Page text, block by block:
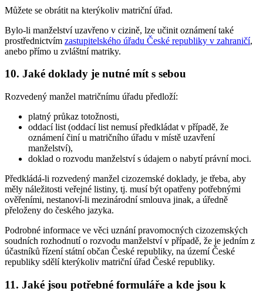
Můžete se obrátit na kterýkoliv matriční úřad.
Bylo-li manželství uzavřeno v cizině, lze učinit oznámení také
prostřednictvím zastupitelského úřadu České republiky v zahraničí,
anebo přímo u zvláštní matriky.
10. Jaké doklady je nutné mít s sebou
Rozvedený manžel matričnímu úřadu předloží:
platný průkaz totožnosti,
oddací list (oddací list nemusí předkládat v případě, že
oznámení činí u matričního úřadu v místě uzavření
manželství),
doklad o rozvodu manželství s údajem o nabytí právní moci.
Předkládá-li rozvedený manžel cizozemské doklady, je třeba, aby
měly náležitosti veřejné listiny, tj. musí být opatřeny potřebnými
ověřeními, nestanoví-li mezinárodní smlouva jinak, a úředně
přeloženy do českého jazyka.
Podrobné informace ve věci uznání pravomocných cizozemských
soudních rozhodnutí o rozvodu manželství v případě, že je jedním z
účastníků řízení státní občan České republiky, na území České
republiky sdělí kterýkoliv matriční úřad České republiky.
11. Jaké jsou potřebné formuláře a kde jsou k